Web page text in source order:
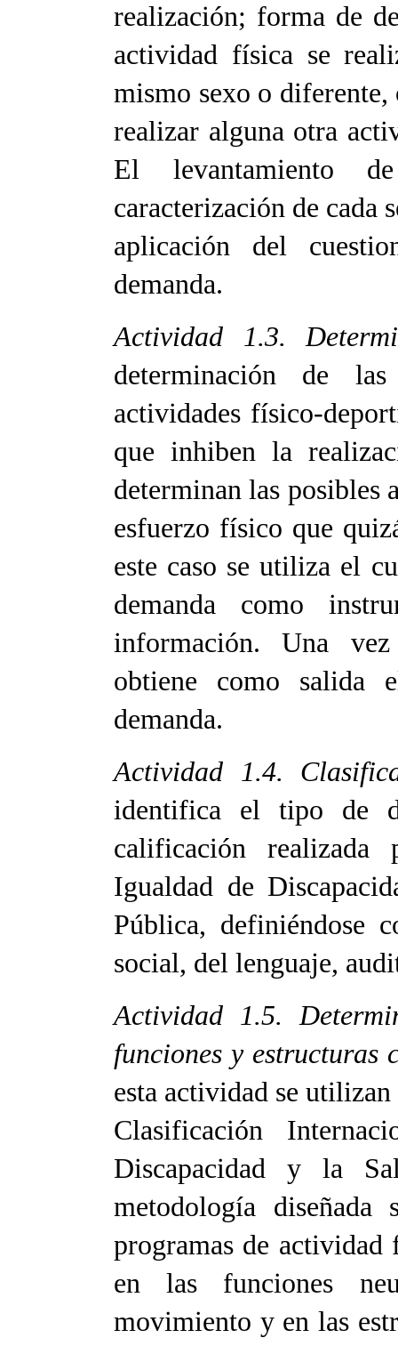
realización; forma de
actividad física se
mismo sexo o
realizar alguna otra
El levantamiento
caracterización de cada
aplicación del
demanda.
Actividad 1.3.
determinación de
actividades físico-
que inhiben la
determinan las posibles
esfuerzo físico que
este caso se utiliza el
demanda como
información. Una
obtiene como salida
demanda.
Actividad 1.4.
identifica el tipo de
calificación
Igualdad de
Pública, definiéndose
social, del lenguaje,
Actividad 1.5.
funciones y estructuras
esta actividad se
Clasificación
Discapacidad y la
metodología
programas de actividad
en las funciones
movimiento y en las